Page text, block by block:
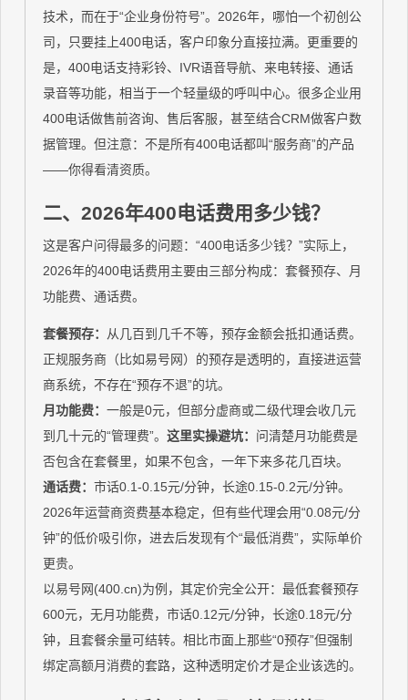
技术，而在于“企业身份符号”。2026年，哪怕一个初创公
司，只要挂上400电话，客户印象分直接拉满。更重要的
是，400电话支持彩铃、IVR语音导航、来电转接、通话
录音等功能，相当于一个轻量级的呼叫中心。很多企业用
400电话做售前咨询、售后客服，甚至结合CRM做客户数
据管理。但注意：不是所有400电话都叫“服务商”的产品
——你得看清资质。
二、2026年400电话费用多少钱？
这是客户问得最多的问题：“400电话多少钱？”实际上，
2026年的400电话费用主要由三部分构成：套餐预存、月
功能费、通话费。
套餐预存：
从几百到几千不等，预存金额会抵扣通话费。
正规服务商（比如易号网）的预存是透明的，直接进运营
商系统，不存在“预存不退”的坑。
月功能费：一般是0元，但部分虚商或二级代理会收几元
到几十元的“管理费”。这里实操避坑： 问清楚月功能费是
否包含在套餐里，如果不包含，一年下来多花几百块。
通话费：市话0.1-0.15元/分钟，长途0.15-0.2元/分钟。
2026年运营商资费基本稳定，但有些代理会用“0.08元/分
钟”的低价吸引你，进去后发现有个“最低消费”，实际单价
更贵。
以易号网(400.cn)为例，其定价完全公开：最低套餐预存
600元，无月功能费，市话0.12元/分钟，长途0.18元/分
钟，且套餐余量可结转。相比市面上那些“0预存”但强制
绑定高额月消费的套路，这种透明定价才是企业该选的。